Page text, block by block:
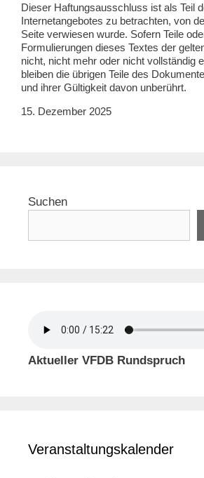
Dieser Haftungsausschluss ist als Teil
Internetangebotes zu betrachten, von
Seite verwiesen wurde. Sofern Teile
Formulierungen dieses Textes der
nicht, nicht mehr oder nicht vollständig
bleiben die übrigen Teile des
und ihrer Gültigkeit davon unberührt.
15. Dezember 2025
Suchen
Aktueller VFDB Rundspruch
Veranstaltungskalender